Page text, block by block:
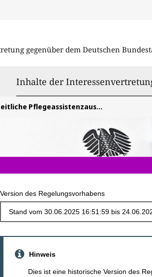
gegenüber dem Deutschen
Inhalte der
von 12 Monaten
Version des Regelungsvorhabens
Hinweis
Dies ist eine historische Version des